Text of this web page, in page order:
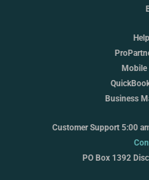
Mobile
Business
Customer Support 5:00
PO Box 1392